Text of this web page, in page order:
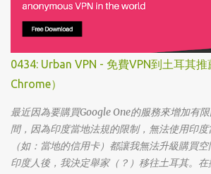
劇。第一集看完的時候，說真的還真不知道這
因為開頭讓我覺得無厘頭的場景和後續開始步
讓我好難入戲。 為什麼要作這飄蟲視角? 為
當我推這部戲給朋友的時候，我和朋友說一
就沒事了… 很可惜的是，當後面我每集都看到
法體會，因為她在第一集就陣亡了。 題外話，
還是在劇荒中，再重看第一集，意外的覺得
面。像是大叔上班時原來是講冷笑話的高手；
臉，讓人恐懼；另外大叔老婆偷情偷的天經
嚇到。 看這鏡頭有時候都不知道老婆怎麼會回
0434: Urban VPN - 免費VPN到土耳其
Chrome）
最近因為要購買Google One的服務來增加有
間，因為印度當地法規的限制，無法使用印
（如：當地的信用卡）都讓我無法升級購買
印度人後，我決定舉家（？）移往土耳其。在